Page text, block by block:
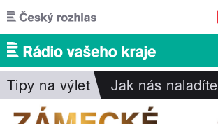
Přejít k hlavnímu obsahu
Tipy na výlet Jak nás naladíte